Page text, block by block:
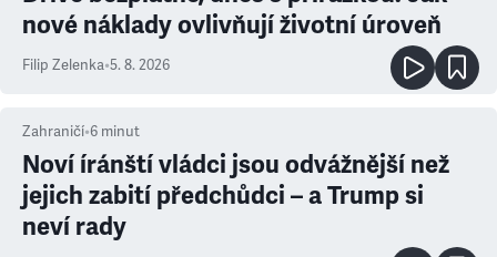
nové náklady ovlivňují životní úroveň
Filip Zelenka•5. 8. 2026
Zahraničí•6 minut
Noví íránští vládci jsou odvážnější než
jejich zabití předchůdci – a Trump si
neví rady